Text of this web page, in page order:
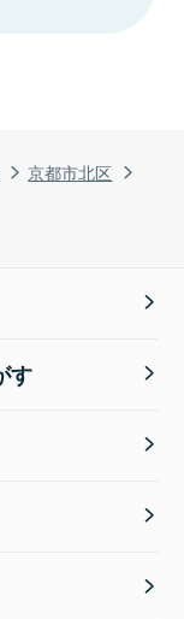
京都市北区
す